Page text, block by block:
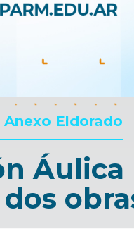
Anexo Eldorado
Áulica